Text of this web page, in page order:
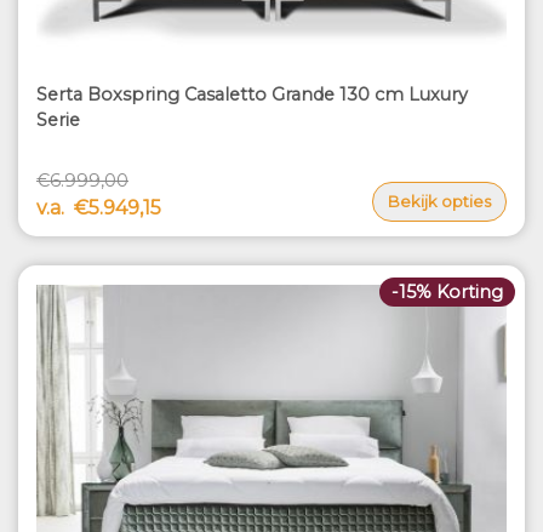
Serta Boxspring Casaletto Grande 130 cm Luxury
Serie
€6.999,00
v.a. €5.949,15 Bekijk opties
-15% Korting